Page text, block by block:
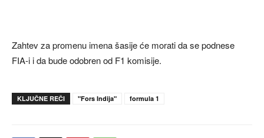
Zahtev za promenu imena šasije će morati da se podnese
FIA-i i da bude odobren od F1 komisije.
KLJUČNE REČI "Fors Indija" formula 1